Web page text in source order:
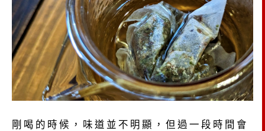
剛喝的時候，味道並不明顯，但過一段時間會